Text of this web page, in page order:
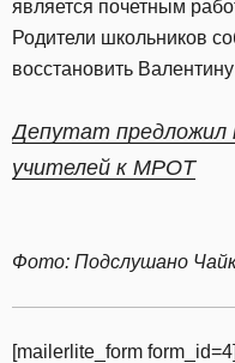
является почетным
Родители школьников
восстановить
Депутат предложил
учителей к МРОТ
Фото: Подслушано
[mailerlite_form form_id=4]